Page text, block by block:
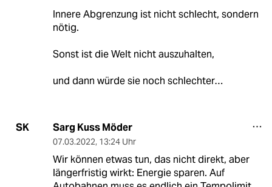
Innere Abgrenzung ist nicht schlecht, sondern
nötig.
Sonst ist die Welt nicht auszuhalten,
und dann würde sie noch schlechter…
SK Sarg Kuss Möder
07.03.2022, 13:24 Uhr
Wir können etwas tun, das nicht direkt, aber
längerfristig wirkt: Energie sparen. Auf